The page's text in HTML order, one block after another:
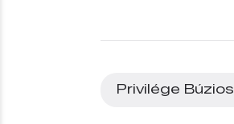
Privilége Búzios